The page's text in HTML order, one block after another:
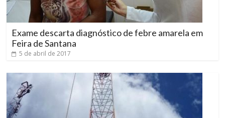
Exame descarta diagnóstico de febre amarela em
Feira de Santana
5 de abril de 2017